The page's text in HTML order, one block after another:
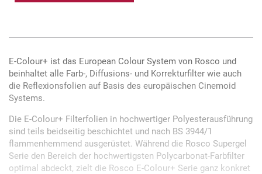
E-Colour+ ist das European Colour System von Rosco und
beinhaltet alle Farb-, Diffusions- und Korrekturfilter wie auch
die Reflexionsfolien auf Basis des europäischen Cinemoid
Systems.
Die E-Colour+ Filterfolien in hochwertiger Polyesterausführung
sind teils beidseitig beschichtet und nach BS 3944/1
flammenhemmend ausgerüstet. Während die Rosco Supergel
Serie den Bereich der hochwertigsten Polycarbonat-Farbfilter
optimal abdeckt, zielt die Rosco E-Colour+ Serie ganz konkret